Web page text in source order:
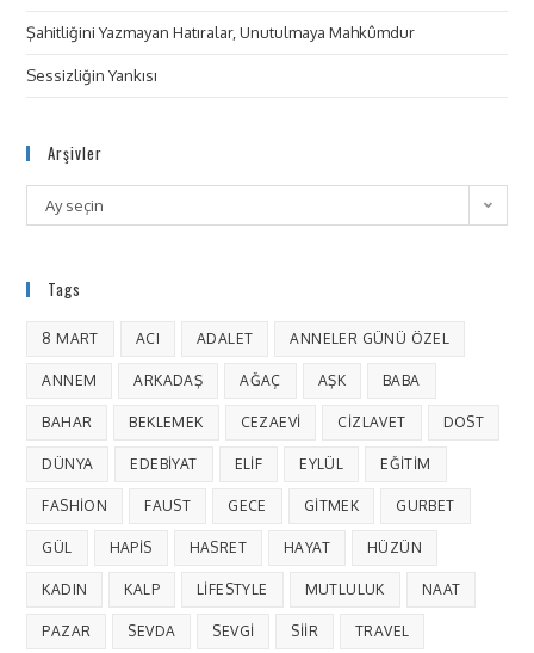
Şahitliğini Yazmayan Hatıralar, Unutulmaya Mahkûmdur
Sessizliğin Yankısı
Arşivler
Ay seçin
Tags
8 MART ACI ADALET ANNELER GÜNÜ ÖZEL
ANNEM ARKADAŞ AĞAÇ AŞK BABA
BAHAR BEKLEMEK CEZAEVI CIZLAVET DOST
DÜNYA EDEBIYAT ELIF EYLÜL EĞITIM
FASHION FAUST GECE GITMEK GURBET
GÜL HAPIS HASRET HAYAT HÜZÜN
KADIN KALP LIFESTYLE MUTLULUK NAAT
PAZAR SEVDA SEVGI SIIR TRAVEL